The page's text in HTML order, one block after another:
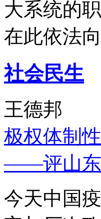
大系统的
在此依法
社会民生
王德邦
极权体制
——评山东
今天中国